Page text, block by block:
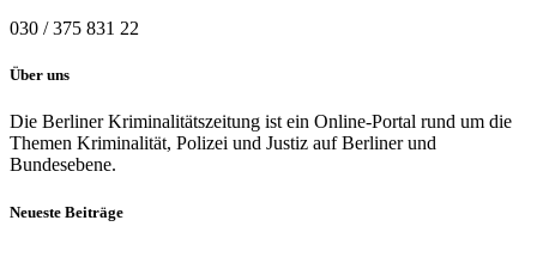
030 / 375 831 22
Über uns
Die Berliner Kriminalitätszeitung ist ein Online-Portal rund um die
Themen Kriminalität, Polizei und Justiz auf Berliner und
Bundesebene.
Neueste Beiträge